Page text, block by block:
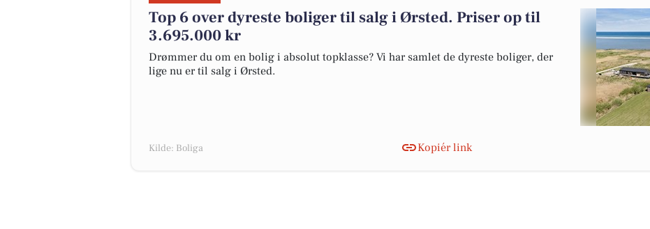
Top 6 over dyreste boliger til salg i Ørsted. Priser op til
3.695.000 kr
Drømmer du om en bolig i absolut topklasse? Vi har samlet de dyreste boliger, der
lige nu er til salg i Ørsted.
Kilde: Boliga Kopiér link